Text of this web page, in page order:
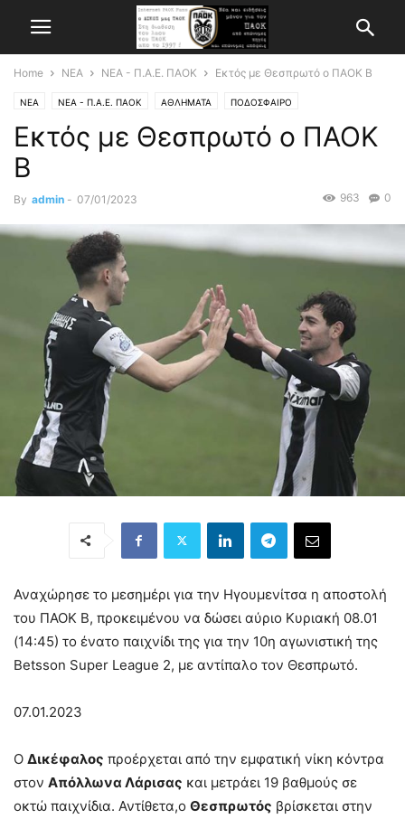
Home ΝΕΑ ΝΕΑ - Π.Α.Ε. ΠΑΟΚ Εκτός με Θεσπρωτό ο ΠΑΟΚ Β
ΝΕΑ ΝΕΑ - Π.Α.Ε. ΠΑΟΚ ΑΘΛΗΜΑΤΑ ΠΟΔΟΣΦΑΙΡΟ
Εκτός με Θεσπρωτό ο ΠΑΟΚ
Β
By admin - 07/01/2023 0
963
Αναχώρησε το μεσημέρι για την Ηγουμενίτσα η αποστολή
του ΠΑΟΚ Β, προκειμένου να δώσει αύριο Κυριακή 08.01
(14:45) το ένατο παιχνίδι της για την 10η αγωνιστική της
Betsson Super League 2, με αντίπαλο τον Θεσπρωτό.
07.01.2023
Ο Δικέφαλος προέρχεται από την εμφατική νίκη κόντρα
στον Απόλλωνα Λάρισας και μετράει 19 βαθμούς σε
οκτώ παιχνίδια. Αντίθετα,ο Θεσπρωτός βρίσκεται στην